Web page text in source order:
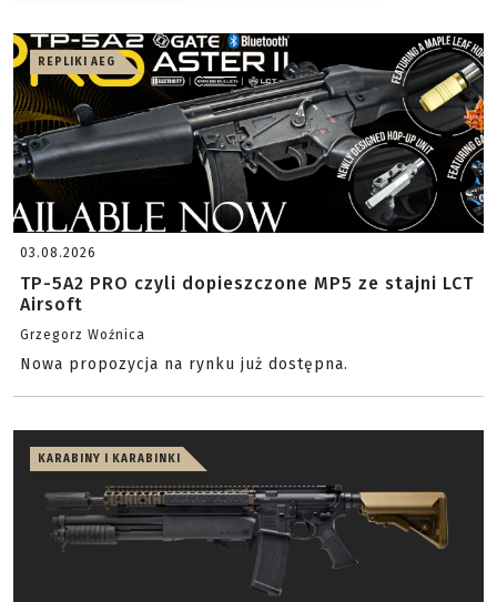
REPLIKI AEG
03.08.2026
TP-5A2 PRO czyli dopieszczone MP5 ze stajni LCT
Airsoft
Grzegorz Woźnica
Nowa propozycja na rynku już dostępna.
KARABINY I KARABINKI